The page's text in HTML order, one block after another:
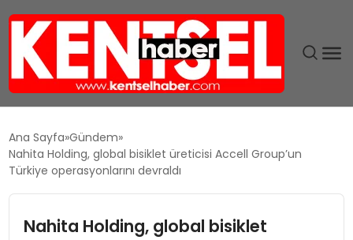
GÜNDEM
Ana Sayfa Gündem
Nahita Holding, global bisiklet üreticisi Accell Group’un
Türkiye operasyonlarını devraldı
Nahita Holding, global bisiklet